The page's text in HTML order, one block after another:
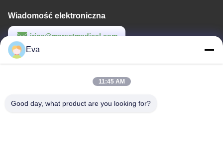
Wiadomość elektroniczna
irina@mcreatmedical.com
Czas pracy
Eva
11:45 AM
Good day, what product are you looking for?